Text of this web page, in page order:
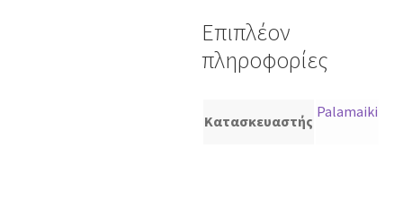
Επιπλέον
πληροφορίες
Κατασκευαστής
Palamaiki